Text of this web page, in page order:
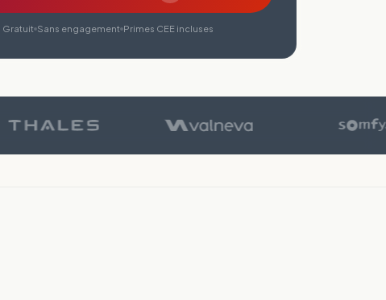
Gratuit Sans engagement Primes CEE incluses